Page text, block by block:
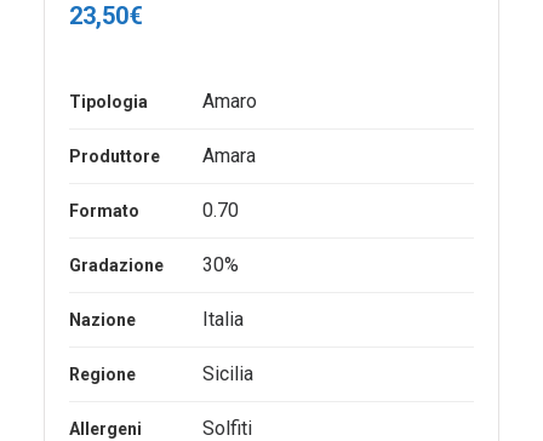
23,50€
Tipologia Amaro
Produttore Amara
Formato 0.70
Gradazione 30%
Nazione Italia
Regione Sicilia
Allergeni Solfiti